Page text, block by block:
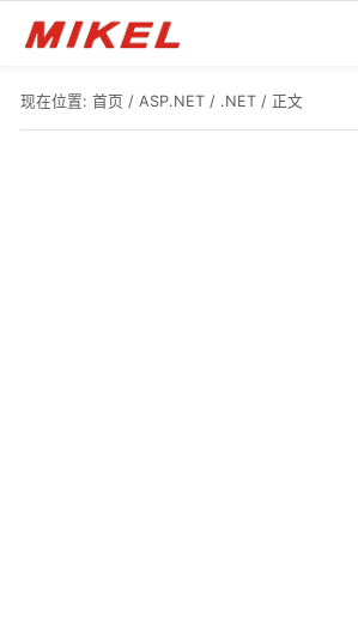
现在位置: 首页 / ASP.NET / .NET / 正文